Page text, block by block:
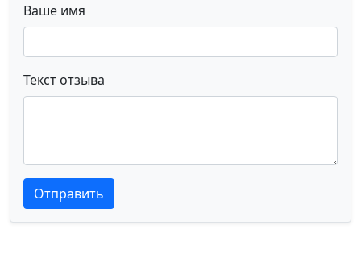
Ваше имя
Текст отзыва
Текст отзыва
Текст отзыва
Отправить